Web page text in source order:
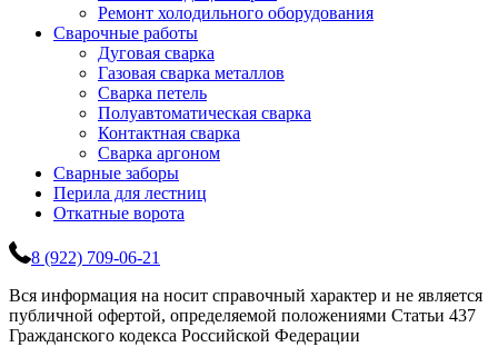
Ремонт холодильного оборудования
Сварочные работы
Дуговая сварка
Газовая сварка металлов
Сварка петель
Полуавтоматическая сварка
Контактная сварка
Сварка аргоном
Сварные заборы
Перила для лестниц
Откатные ворота
8 (922) 709-06-21
Вся информация на носит справочный характер и не является
публичной офертой, определяемой положениями Статьи 437
Гражданского кодекса Российской Федерации